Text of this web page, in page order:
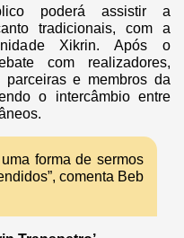
poderá assistir a
tradicionais, com a
Xikrin. Após o
com realizadores,
parceiras e membros da
o intercâmbio entre
forma de sermos
comenta Beb